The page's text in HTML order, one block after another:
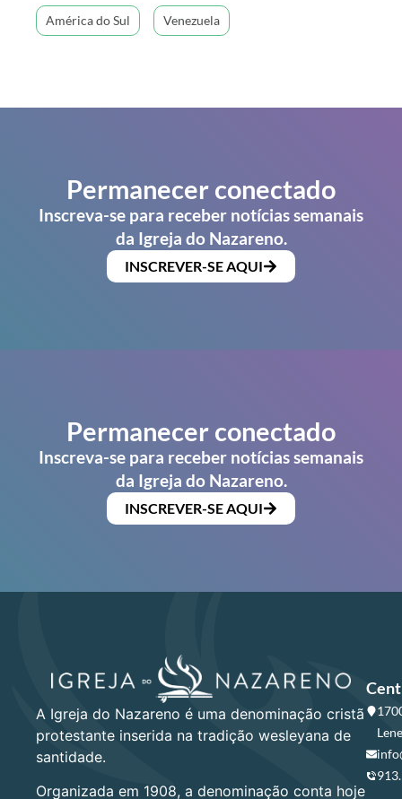
América do Sul Venezuela
Permanecer conectado
Inscreva-se para receber notícias semanais
da Igreja do Nazareno.
INSCREVER-SE AQUI
Permanecer conectado
Inscreva-se para receber notícias semanais
da Igreja do Nazareno.
INSCREVER-SE AQUI
A Igreja do Nazareno é uma denominação cristã
protestante inserida na tradição wesleyana de
santidade.
Organizada em 1908, a denominação conta hoje